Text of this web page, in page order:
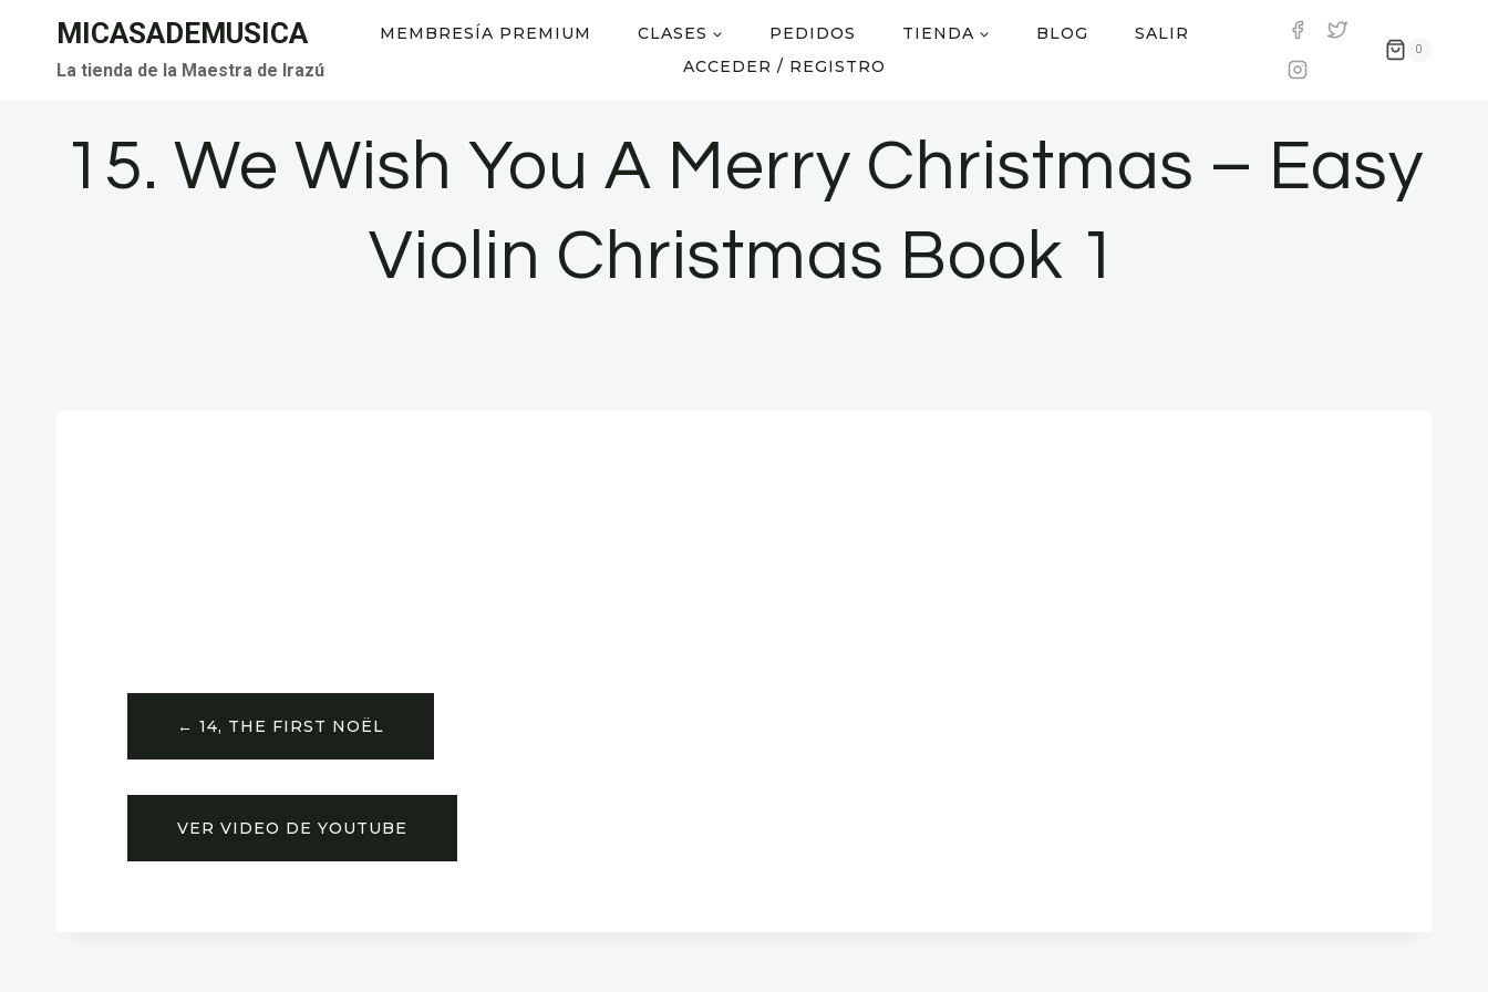
MICASADEMUSICA
La tienda de la Maestra de Irazú
MEMBRESÍA PREMIUM CLASES PEDIDOS TIENDA BLOG
SALIR
ACCEDER / REGISTRO
0
15. We Wish You A Merry Christmas – Easy
Violin Christmas Book 1
← 14, THE FIRST NOËL
VER VIDEO DE YOUTUBE